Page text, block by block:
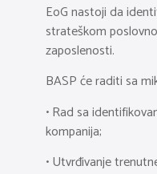
EoG nastoji da
strateškom
zaposlenosti.
BASP će raditi sa
• Rad sa
kompanija;
• Utvrđivanje